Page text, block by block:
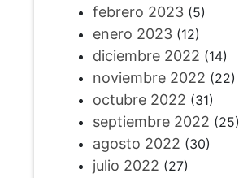
febrero 2023(5)
enero 2023(12)
diciembre 2022 (14)
noviembre 2022 (22)
octubre 2022 (31)
septiembre 2022 (25)
agosto 2022 (30)
julio 2022 (27)